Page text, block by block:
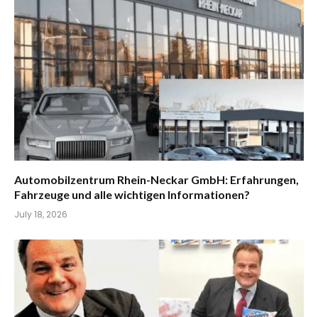
Automobilzentrum Rhein-Neckar GmbH: Erfahrungen,
Fahrzeuge und alle wichtigen Informationen?
July 18, 2026